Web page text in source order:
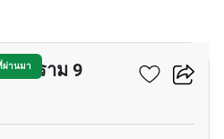
ผ่านมา
พระราม 9